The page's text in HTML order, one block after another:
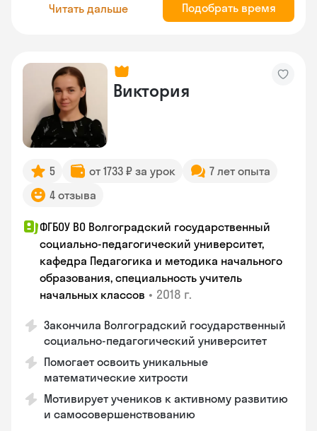
Читать дальше Подобрать время
Виктория
5 от 1733 ₽ за урок
7 лет опыта
4 отзыва
ФГБОУ ВО Волгоградский государственный
социально-педагогический университет,
кафедра Педагогика и методика начального
образования, специальность учитель
начальных классов • 2018 г.
Закончила Волгоградский государственный
социально-педагогический университет
Помогает освоить уникальные
математические хитрости
Мотивирует учеников к активному развитию
и самосовершенствованию